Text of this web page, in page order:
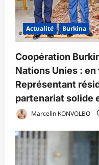
Actualité Burkina
Coopération
Nations Unies :
Représentant
partenariat solide
Marcelin KONVOLBO